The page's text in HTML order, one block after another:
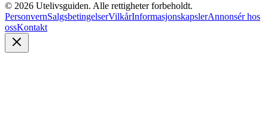
© 2026 Utelivsguiden. Alle rettigheter forbeholdt.
PersonvernSalgsbetingelserVilkårInformasjonskapslerAnnonsér hos
ossKontakt